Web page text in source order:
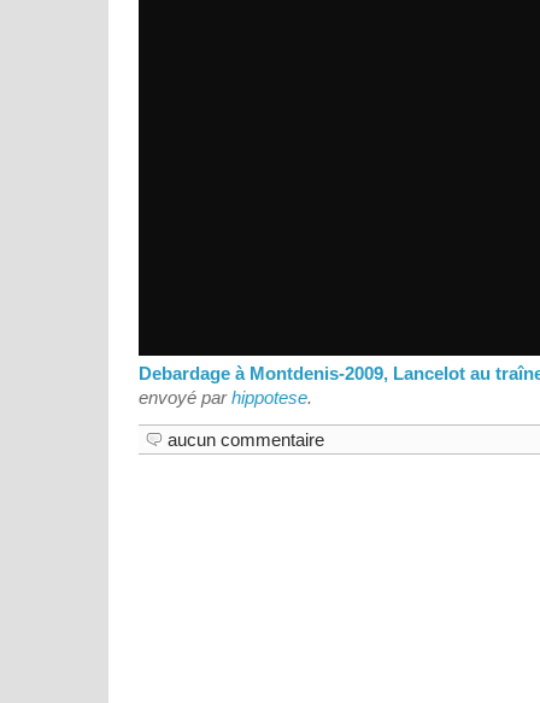
Debardage à Montdenis-2009, Lancelot au
envoyé parhippotese.
aucun commentaire